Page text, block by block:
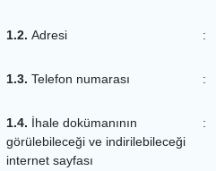
1.2. Adresi :
1.3. Telefon numarası :
1.4. İhale dokümanının
görülebileceği ve indirilebileceği
internet sayfası
: